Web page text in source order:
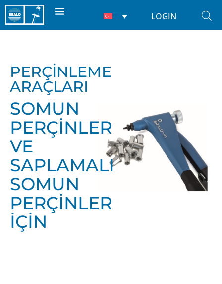
LOGIN
PERÇİNLEME
ARAÇLARI
SOMUN
PERÇİNLER
VE
SAPLAMALI
SOMUN
PERÇİNLER
İÇİN